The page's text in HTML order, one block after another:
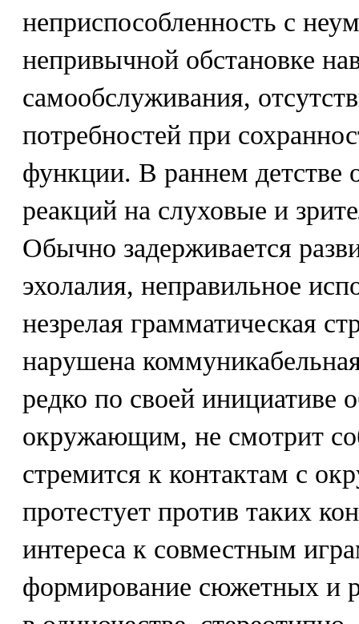
неприспособленность с
непривычной обстановке
самообслуживания,
потребностей при
функции. В раннем детстве
реакций на слуховые и
Обычно задерживается
эхолалия, неправильное
незрелая грамматическая
нарушена
редко по своей инициативе
окружающим, не смотрит
стремится к контактам с
протестует против таких
интереса к совместным
формирование сюжетных и